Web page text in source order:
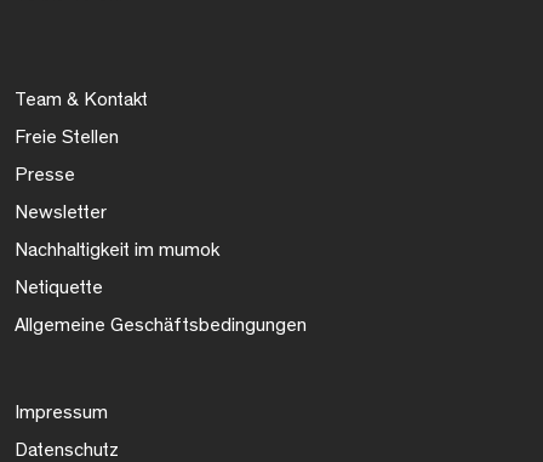
Team & Kontakt
Freie Stellen
Presse
Newsletter
Nachhaltigkeit im mumok
Netiquette
Allgemeine Geschäftsbedingungen
Impressum
Datenschutz